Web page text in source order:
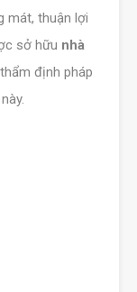
mát, thuận lợi
sở hữu nhà
thẩm định pháp
này.